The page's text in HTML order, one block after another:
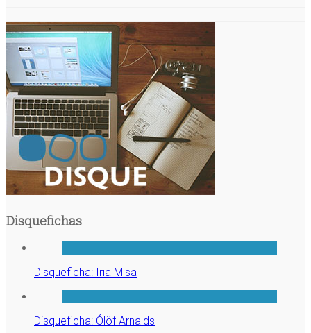
Disquefichas
Disqueficha: Iria Misa
Disqueficha: Ólöf Arnalds